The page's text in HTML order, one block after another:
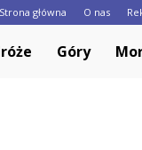
Strona główna O nas
Góry